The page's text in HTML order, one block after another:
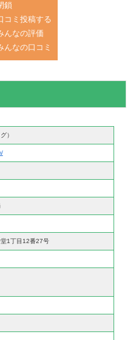
鎖
コミ投稿する
んなの評価
んなの口コミ
）
1丁目12番27号